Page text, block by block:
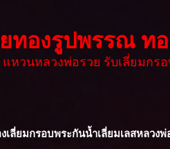
องรูปพรรณ ทอ
แหวนหลวงพ่อรวย รับเลี่ยมกร
เลี่ยมกรอบพระกันน้ำเลี่ยมเลสหลวงพ่